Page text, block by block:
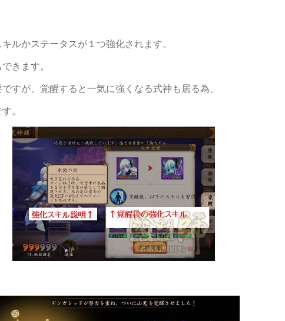
かステータスが１つ強化されます。
きます。
が、覚醒すると一気に強くなる式神も居る為、
。